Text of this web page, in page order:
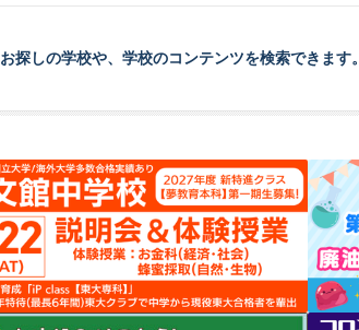
お探しの学校や、学校のコンテンツを検索できます。